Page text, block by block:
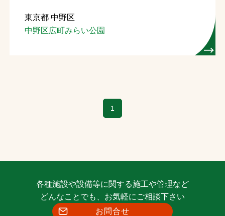
東京都 中野区
中野区広町みらい公園
1
各種施設や設備等に関する施工や管理など
どんなことでも、お気軽にご相談下さい
お問合せ